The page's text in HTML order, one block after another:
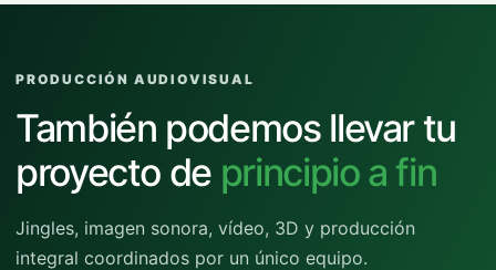
PRODUCCIÓN AUDIOVISUAL
También podemos llevar tu
proyecto de principio a fin
Jingles, imagen sonora, vídeo, 3D y producción
integral coordinados por un único equipo.